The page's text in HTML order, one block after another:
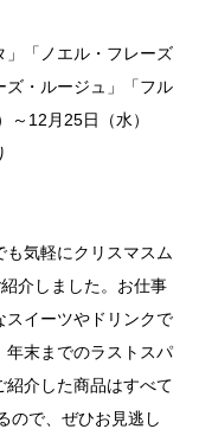
」「ノエル・フレーズ
ズ・ルージュ」「フル
～12月25日（水）
気軽にクリスマスム
介しました。お仕事
スイーツやドリンクで
年末までのラストスパ
紹介した商品はすべて
ので、ぜひお見逃し